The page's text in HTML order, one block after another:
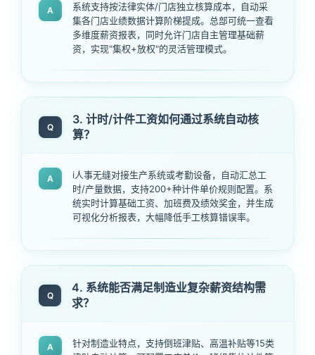
A
系统支持按法律实体/门店独立核算成本，自动采
集各门店业绩数据计算阶梯提成。总部可统一查看
多维度薪资报表，同时允许门店自主管理基础薪
资，实现"集权+放权"的灵活管理模式。
Q
3. 计时/计件工资如何通过系统自动核
算？
A
i人事无缝对接生产系统或考勤设备，自动汇总工
时/产量数据，支持200+种计件单价规则配置。系
统实时计算基础工资、加班费及绩效奖金，并生成
可视化分析报表，大幅降低手工核算错误率。
Q
4. 系统能否满足制造业复杂薪资结构需
求？
A
针对制造业特点，支持倒班津贴、高温补贴等15类